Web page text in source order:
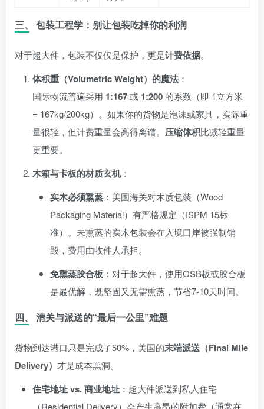
三、 包装工程学：别让包装吃掉你的利润
对于超大件，包装不仅仅是保护，更是计费依据。
体积重（Volumetric Weight）的魔法 ：
国际物流普遍采用 1:167或 1:200 的系数（即 1立方米
= 167kg/200kg）。如果你的货物是泡沫或家具，实际重
量很轻，但计费重量会高得离谱。 压缩体积比减轻重量
更重要。
木箱与卡板的材质玄机：
实木必须熏蒸 ：美国海关对木质包装（Wood
Packaging Material）有严格规定（ISPM 15标
准）。未熏蒸的实木包装会在入境口岸被强制销
毁，费用由收件人承担。
免熏蒸胶合板 ：对于超大件，使用OSB板或胶合板
是最优解，既坚固又无需熏蒸，节省7-10天时间。
四、 清关与派送的“最后一公里”难题
货物到达港口只是完成了50%，美国的末端派送（Final Mile
Delivery） 才是成本黑洞。
住宅地址 vs. 商业地址 ：超大件派送到私人住宅
（Residential Delivery）会产生高昂的附加费（通常在